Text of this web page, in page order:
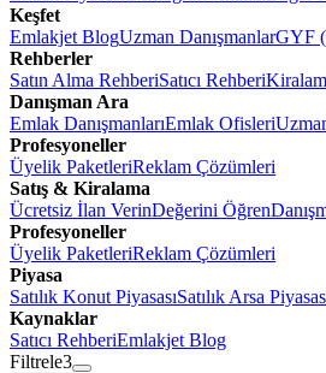
Keşfet
Emlakjet BlogUzman DanışmanlarGYF
Rehberler
Satın Alma RehberiSatıcı Rehberi
Danışman Ara
Emlak DanışmanlarıEmlak Ofisleri
Profesyoneller
Üyelik PaketleriReklam Çözümleri
Satış & Kiralama
Ücretsiz İlan VerinDeğerini Öğren
Profesyoneller
Üyelik PaketleriReklam Çözümleri
Piyasa
Satılık Konut PiyasasıSatılık Arsa
Kaynaklar
Satıcı RehberiEmlakjet Blog
Filtrele3